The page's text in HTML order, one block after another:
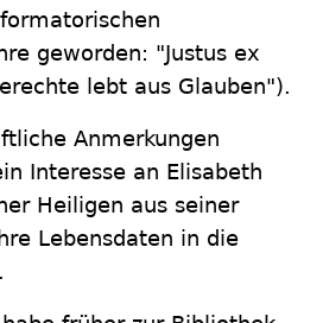
geworden: "Justus ex
lebt aus Glauben").
Anmerkungen
Interesse an Elisabeth
Heiligen aus seiner
Lebensdaten in die